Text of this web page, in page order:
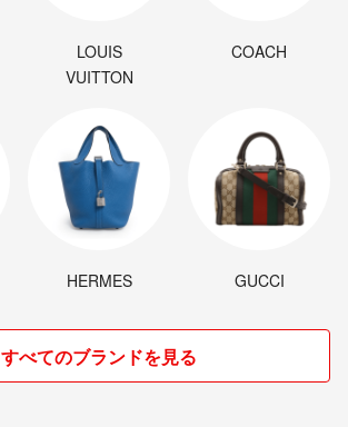
LOUIS
VUITTON
COACH
HERMES GUCCI
すべてのブランドを見る